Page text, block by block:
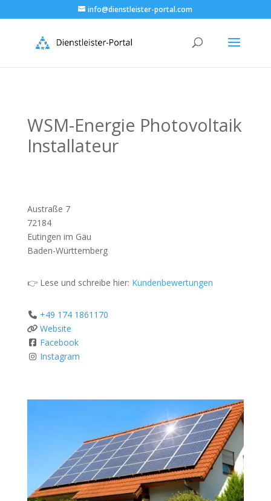
info@dienstleister-portal.com
WSM-Energie Photovoltaik
Installateur
Austraße 7
72184
Eutingen im Gäu
Baden-Württemberg
👉 Lese und schreibe hier: Kundenbewertungen
+49 174 1861170
Website
Facebook
Instagram